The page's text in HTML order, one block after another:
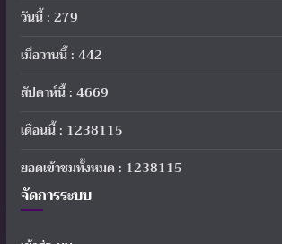
วันนี้ : 279
เมื่อวานนี้ : 442
สัปดาห์นี้ : 4669
เดือนนี้ : 1238115
ยอดเข้าชมทั้งหมด : 1238115
จัดการระบบ